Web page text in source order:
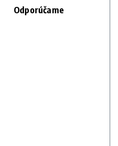
Odporúčame